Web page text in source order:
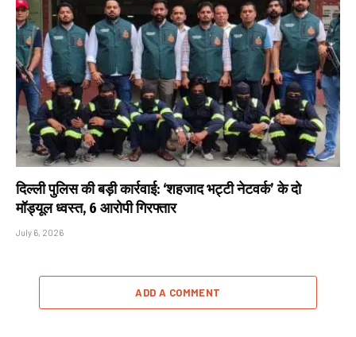
दिल्ली पुलिस की बड़ी कार्रवाई: ‘शहजाद भट्टी नेटवर्क’ के दो
मॉड्यूल ध्वस्त, 6 आरोपी गिरफ्तार
July 6, 2026
ADD A COMMENT